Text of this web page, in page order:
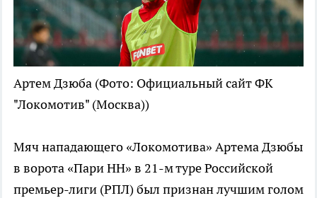
Артем Дзюба (Фото: Официальный сайт ФК
"Локомотив" (Москва))
Мяч нападающего «Локомотива» Артема Дзюбы
в ворота «Пари НН» в 21-м туре Российской
премьер-лиги (РПЛ) был признан лучшим голом